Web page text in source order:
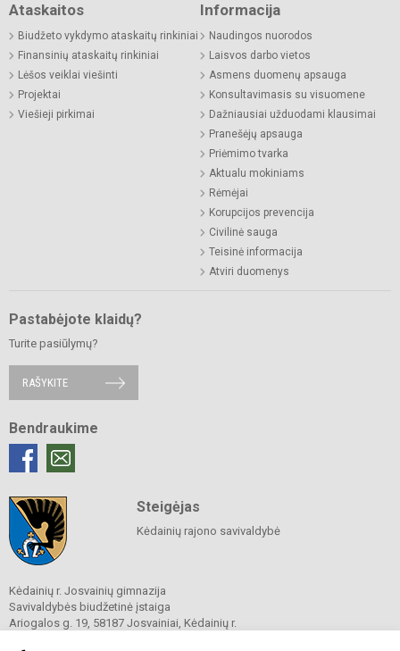
Ataskaitos
Biudžeto vykdymo ataskaitų rinkiniai
Finansinių ataskaitų rinkiniai
Lėšos veiklai viešinti
Projektai
Viešieji pirkimai
Informacija
Naudingos nuorodos
Laisvos darbo vietos
Asmens duomenų apsauga
Konsultavimasis su visuomene
Dažniausiai užduodami klausimai
Pranešėjų apsauga
Priėmimo tvarka
Aktualu mokiniams
Rėmėjai
Korupcijos prevencija
Civilinė sauga
Teisinė informacija
Atviri duomenys
Pastabėjote klaidų?
Turite pasiūlymų?
RAŠYKITE
Bendraukime
Steigėjas
Kėdainių rajono savivaldybė
Kėdainių r. Josvainių gimnazija
Savivaldybės biudžetinė įstaiga
Ariogalos g. 19, 58187 Josvainiai, Kėdainių r.